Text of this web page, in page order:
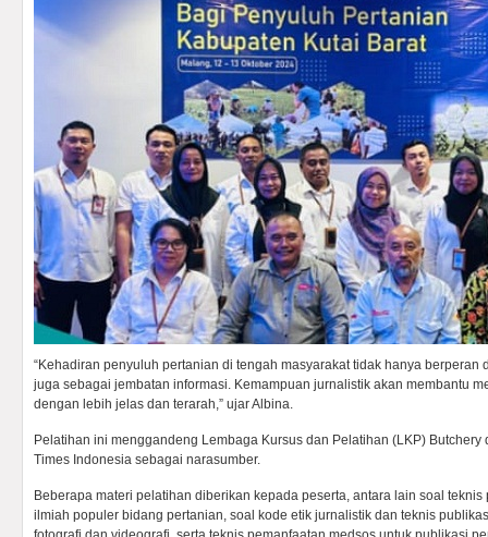
“Kehadiran penyuluh pertanian di tengah masyarakat tidak hanya berperan
juga sebagai jembatan informasi. Kemampuan jurnalistik akan membantu
dengan lebih jelas dan terarah,” ujar Albina.
Pelatihan ini menggandeng Lembaga Kursus dan Pelatihan (LKP)
Times Indonesia sebagai narasumber.
Beberapa materi pelatihan diberikan kepada peserta, antara lain soal
ilmiah populer bidang pertanian, soal kode etik jurnalistik dan teknis